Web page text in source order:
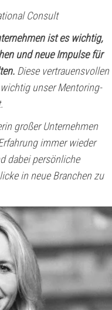
Consult
ist es wichtig,
und neue Impulse für
Diese vertrauensvollen
unser Mentoring-
großer Unternehmen
immer wieder
dabei persönliche
in neue Branchen zu